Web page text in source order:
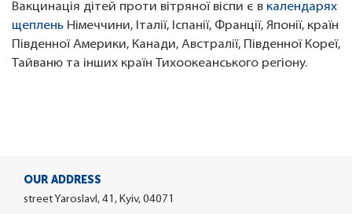
Вакцинація дітей проти вітряної віспи є в календарях
щеплень Німеччини, Італії, Іспанії, Франції, Японії, країн
Південної Америки, Канади, Австралії, Південної Кореї,
Тайваню та інших країн Тихоокеанського регіону.
OUR ADDRESS
street Yaroslavl, 41, Kyiv, 04071